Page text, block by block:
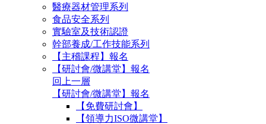
醫療器材管理系列
食品安全系列
實驗室及技術認證
幹部養成/工作技能系列
【主稽課程】報名
【研討會/微講堂】報名
回上一層
【研討會/微講堂】報名
【免費研討會】
【領導力ISO微講堂】